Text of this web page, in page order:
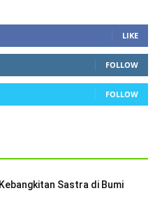
LIKE
FOLLOW
FOLLOW
Sastra di Bumi